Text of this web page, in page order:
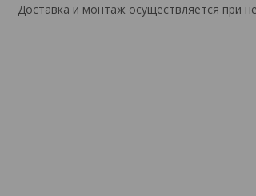
Доставка и монтаж осуществляется при